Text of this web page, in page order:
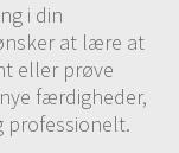
i din
at lære at
eller prøve
færdigheder,
professionelt.